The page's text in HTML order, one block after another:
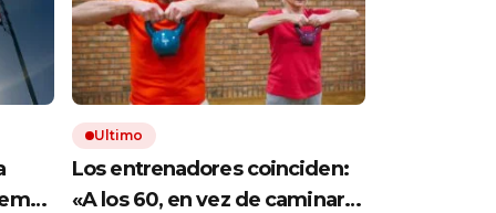
Ultimo
Los entrenadores coinciden:
«A los 60, en vez de caminar